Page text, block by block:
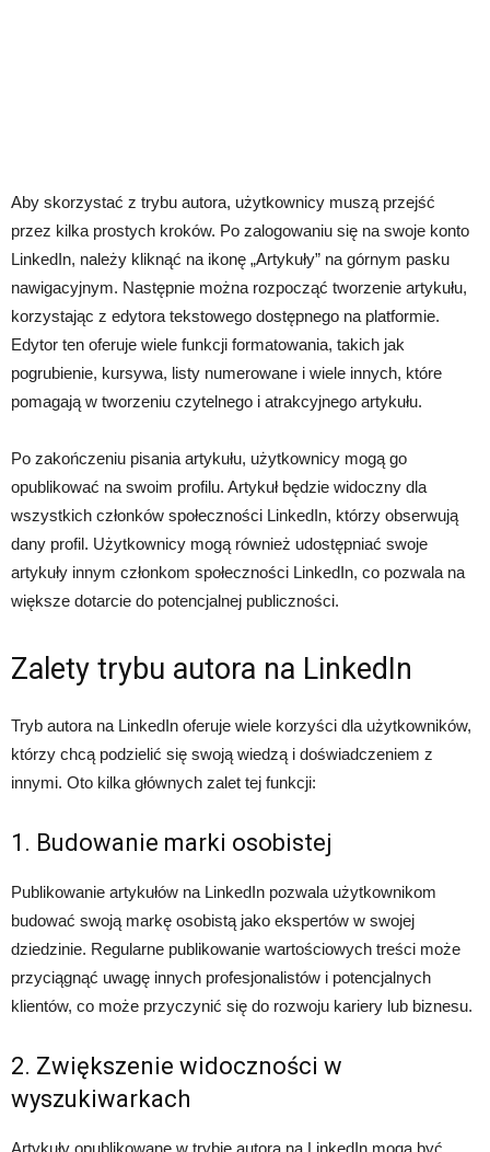
Aby skorzystać z trybu autora, użytkownicy muszą przejść
przez kilka prostych kroków. Po zalogowaniu się na swoje konto
LinkedIn, należy kliknąć na ikonę „Artykuły” na górnym pasku
nawigacyjnym. Następnie można rozpocząć tworzenie artykułu,
korzystając z edytora tekstowego dostępnego na platformie.
Edytor ten oferuje wiele funkcji formatowania, takich jak
pogrubienie, kursywa, listy numerowane i wiele innych, które
pomagają w tworzeniu czytelnego i atrakcyjnego artykułu.
Po zakończeniu pisania artykułu, użytkownicy mogą go
opublikować na swoim profilu. Artykuł będzie widoczny dla
wszystkich członków społeczności LinkedIn, którzy obserwują
dany profil. Użytkownicy mogą również udostępniać swoje
artykuły innym członkom społeczności LinkedIn, co pozwala na
większe dotarcie do potencjalnej publiczności.
Zalety trybu autora na LinkedIn
Tryb autora na LinkedIn oferuje wiele korzyści dla użytkowników,
którzy chcą podzielić się swoją wiedzą i doświadczeniem z
innymi. Oto kilka głównych zalet tej funkcji:
1. Budowanie marki osobistej
Publikowanie artykułów na LinkedIn pozwala użytkownikom
budować swoją markę osobistą jako ekspertów w swojej
dziedzinie. Regularne publikowanie wartościowych treści może
przyciągnąć uwagę innych profesjonalistów i potencjalnych
klientów, co może przyczynić się do rozwoju kariery lub biznesu.
2. Zwiększenie widoczności w
wyszukiwarkach
Artykuły opublikowane w trybie autora na LinkedIn mogą być